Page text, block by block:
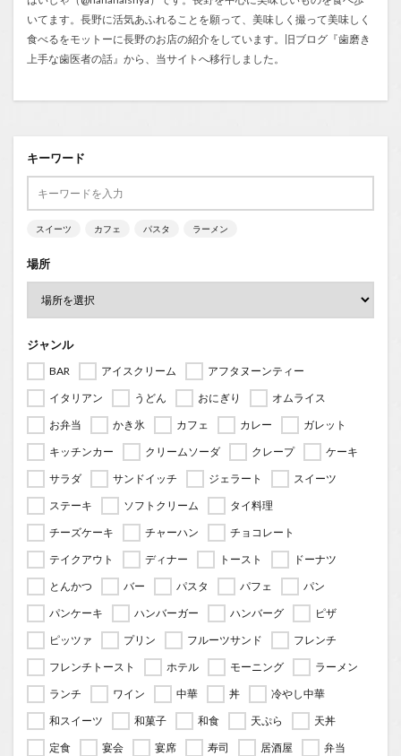
いてます。長野に活気あふれることを願って、美味しく撮って美味しく
食べるをモットーに長野のお店の紹介をしています。旧ブログ『歯磨き
上手な歯医者の話』から、当サイトへ移行しました。
キーワード
スイーツ カフェ パスタ ラーメン
場所
ジャンル
BAR アイスクリーム
アフタヌーンティー
イタリアン
うどん おにぎり
オムライス
お弁当
かき氷 カフェ カレー
ガレット
キッチンカー
クリームソーダ クレープ
ケーキ
サラダ
サンドイッチ ジェラート
スイーツ
ステーキ
ソフトクリーム
タイ料理
チーズケーキ
チャーハン
チョコレート
テイクアウト
ディナー トースト
ドーナツ
とんかつ
バー パスタ パフェ
パン
パンケーキ
ハンバーガー ハンバーグ
ピザ
ピッツァ
プリン フルーツサンド
フレンチ
フレンチトースト
ホテル モーニング
ラーメン
ランチ
ワイン 中華 丼
冷やし中華
和スイーツ
和菓子 和食 天ぷら
天丼
定食
宴会 宴席 寿司 居酒屋
弁当